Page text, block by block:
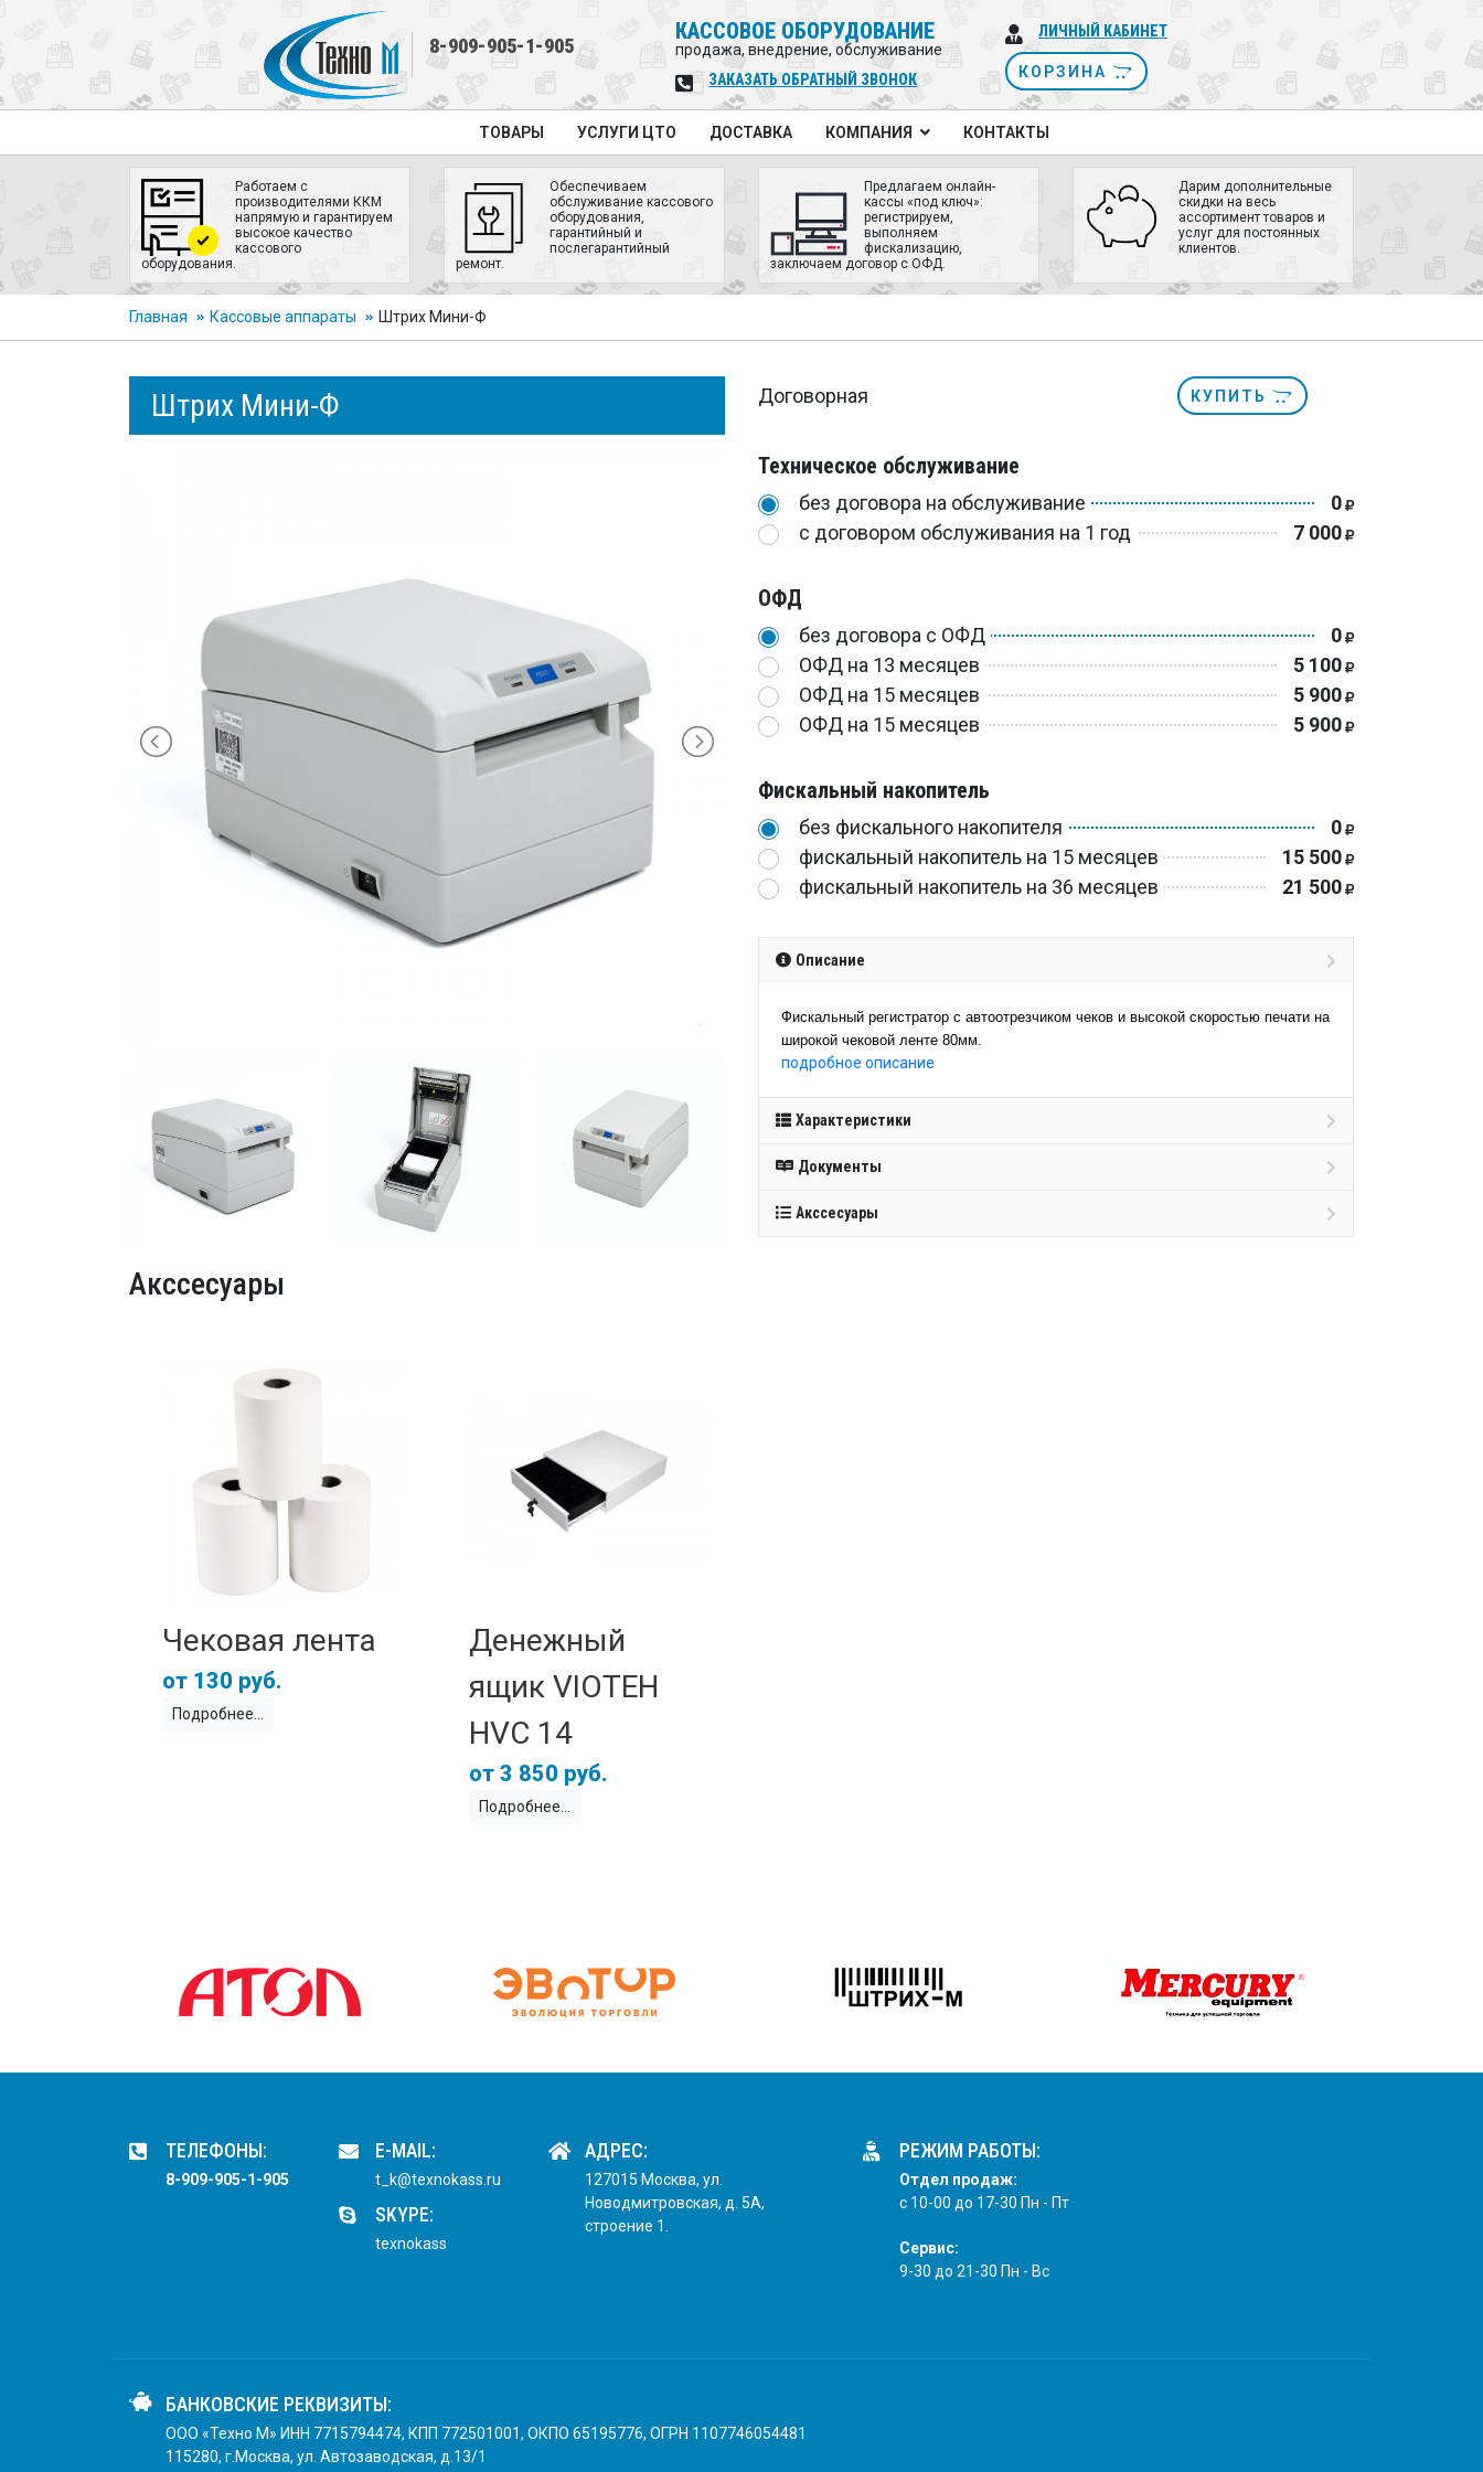
8-909-905-1-905
КАССОВОЕ ОБОРУДОВАНИЕ
продажа, внедрение, обслуживание
ЗАКАЗАТЬ ОБРАТНЫЙ ЗВОНОК
ЛИЧНЫЙ КАБИНЕТ
КОРЗИНА
ТОВАРЫ УСЛУГИ ЦТО ДОСТАВКА КОМПАНИЯ КОНТАКТЫ
Работаем с
производителями ККМ
напрямую и гарантируем
высокое качество
кассового
оборудования.
Обеспечиваем
обслуживание кассового
оборудования,
гарантийный и
послегарантийный
ремонт.
Предлагаем онлайн-
кассы «под ключ»:
регистрируем,
выполняем
фискализацию,
заключаем договор с ОФД.
Дарим дополнительные
скидки на весь
ассортимент товаров и
услуг для постоянных
клиентов.
Главная Кассовые аппараты Штрих Мини-Ф
Штрих Мини-Ф Договорная КУПИТЬ
Техническое обслуживание
без договора на обслуживание
0
с договором обслуживания на 1 год
7 000
ОФД
без договора с ОФД
0
ОФД на 13 месяцев
5 100
ОФД на 15 месяцев
5 900
ОФД на 15 месяцев
5 900
Фискальный накопитель
без фискального накопителя
0
фискальный накопитель на 15 месяцев
15 500
фискальный накопитель на 36 месяцев
21 500
Описание
Фискальный регистратор с автоотрезчиком чеков и высокой скоростью печати на
широкой чековой ленте 80мм.
подробное описание
Характеристики
Документы
Акссесуары
Акссесуары
Чековая лента
130 руб.
Подробнее
Денежный
ящик VIOTEH
HVC 14
3 850 руб.
Подробнее
ТЕЛЕФОНЫ:
8-909-905-1-905
E-MAIL:
t_k@texnokass.ru
SKYPE:
texnokass
АДРЕС:
127015 Москва, ул.
Новодмитровская, д. 5А,
строение 1.
РЕЖИМ РАБОТЫ:
Отдел продаж:
с 10-00 до 17-30 Пн - Пт
Сервис:
9-30 до 21-30 Пн - Вс
БАНКОВСКИЕ РЕКВИЗИТЫ:
ООО «Техно М» ИНН 7715794474, КПП 772501001, ОКПО 65195776, ОГРН 1107746054481
115280, г.Москва, ул. Автозаводская, д.13/1